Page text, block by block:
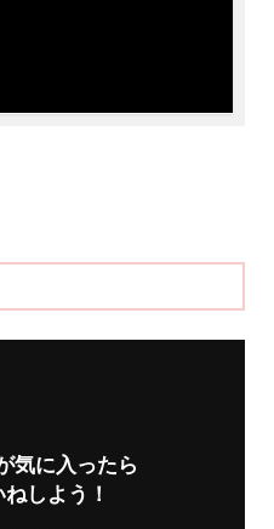
気に入ったら
しよう！